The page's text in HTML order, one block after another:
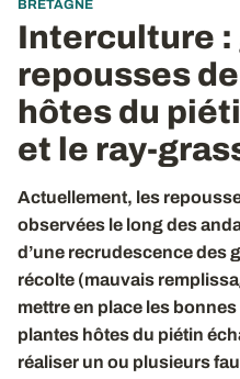
BRETAGNE
Interculture :
repousses
hôtes du
et le ray-
Actuellement, les
observées le long des
d’une recrudescence des
récolte (mauvais
mettre en place les
plantes hôtes du piétin
réaliser un ou plusieurs